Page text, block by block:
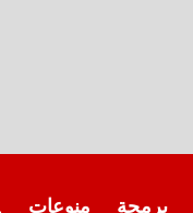
منوعات برمجة